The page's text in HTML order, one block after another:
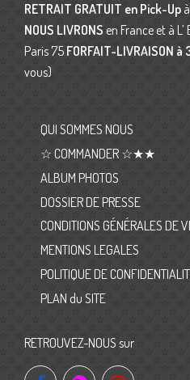
RETRAIT GRATUIT en Pick-Up
NOUS LIVRONS en France et à
Paris 75 FORFAIT-LIVRAISON à
vous)
QUI SOMMES NOUS
☆ COMMANDER ☆★★
ALBUM PHOTOS
DOSSIER DE PRESSE
CONDITIONS GÉNÉRALES DE
MENTIONS LEGALES
POLITIQUE DE
PLAN du SITE
RETROUVEZ-NOUS sur